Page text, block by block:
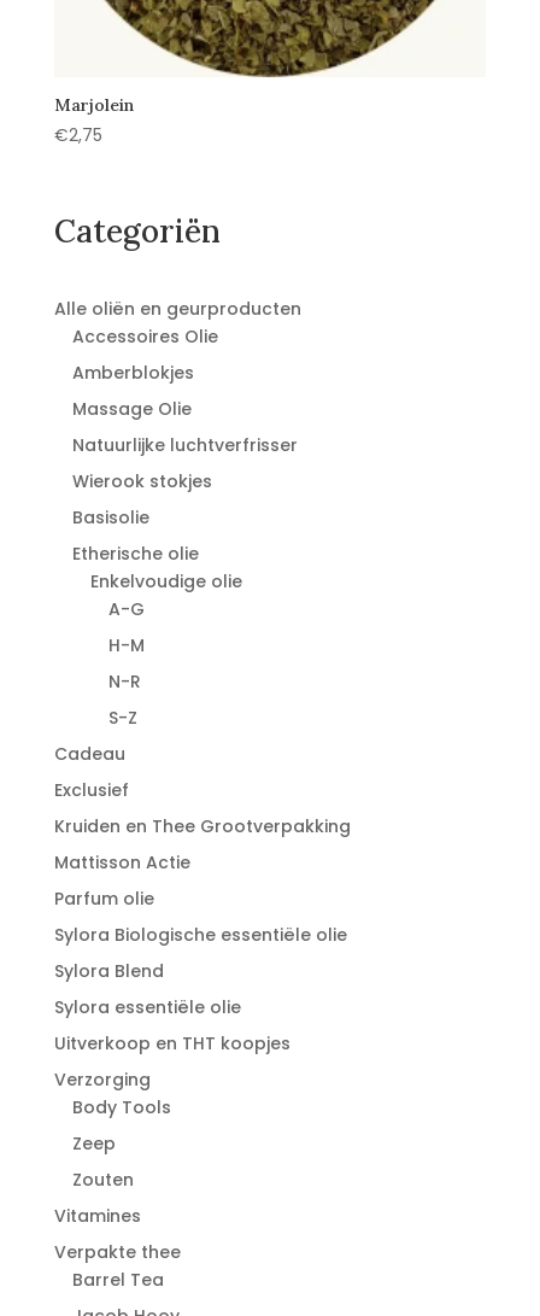
Marjolein
€2,75
Categoriën
Alle oliën en geurproducten
Accessoires Olie
Amberblokjes
Massage Olie
Natuurlijke luchtverfrisser
Wierook stokjes
Basisolie
Etherische olie
Enkelvoudige olie
A-G
H-M
N-R
S-Z
Cadeau
Exclusief
Kruiden en Thee Grootverpakking
Mattisson Actie
Parfum olie
Sylora Biologische essentiële olie
Sylora Blend
Sylora essentiële olie
Uitverkoop en THT koopjes
Verzorging
Body Tools
Zeep
Zouten
Vitamines
Verpakte thee
Barrel Tea